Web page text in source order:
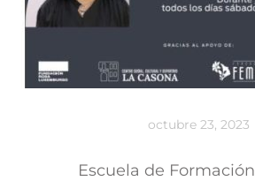
octubre 23, 2023
Escuela de